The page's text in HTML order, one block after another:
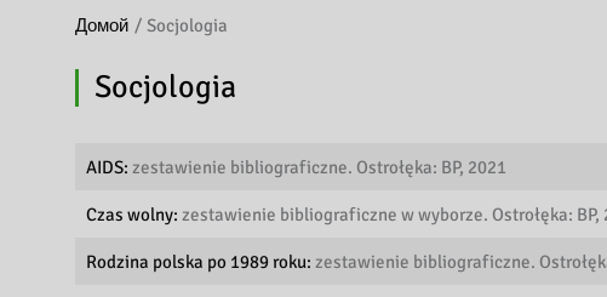
Домой Socjologia
Socjologia
AIDS: zestawienie bibliograficzne. Ostrołęka: BP, 2021
Czas wolny: zestawienie bibliograficzne w wyborze. Ostrołęka: BP,
Rodzina polska po 1989 roku: zestawienie bibliograficzne.